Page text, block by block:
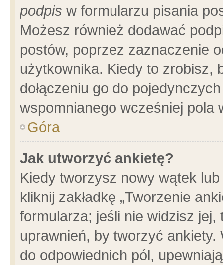
podpis w formularzu pisania
Możesz również dodawać
postów, poprzez zaznaczenie
użytkownika. Kiedy to zrobisz,
dołączeniu go do
wspomnianego wcześniej pola
Góra
Jak utworzyć ankietę?
Kiedy tworzysz nowy wątek
kliknij zakładkę „Tworzenie
formularza; jeśli nie widzisz
uprawnień, by tworzyć ankiety.
do odpowiednich pól,